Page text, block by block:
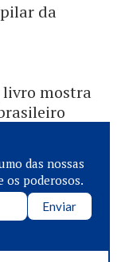
da
livro mostra
das nossas
os poderosos.
Enviar